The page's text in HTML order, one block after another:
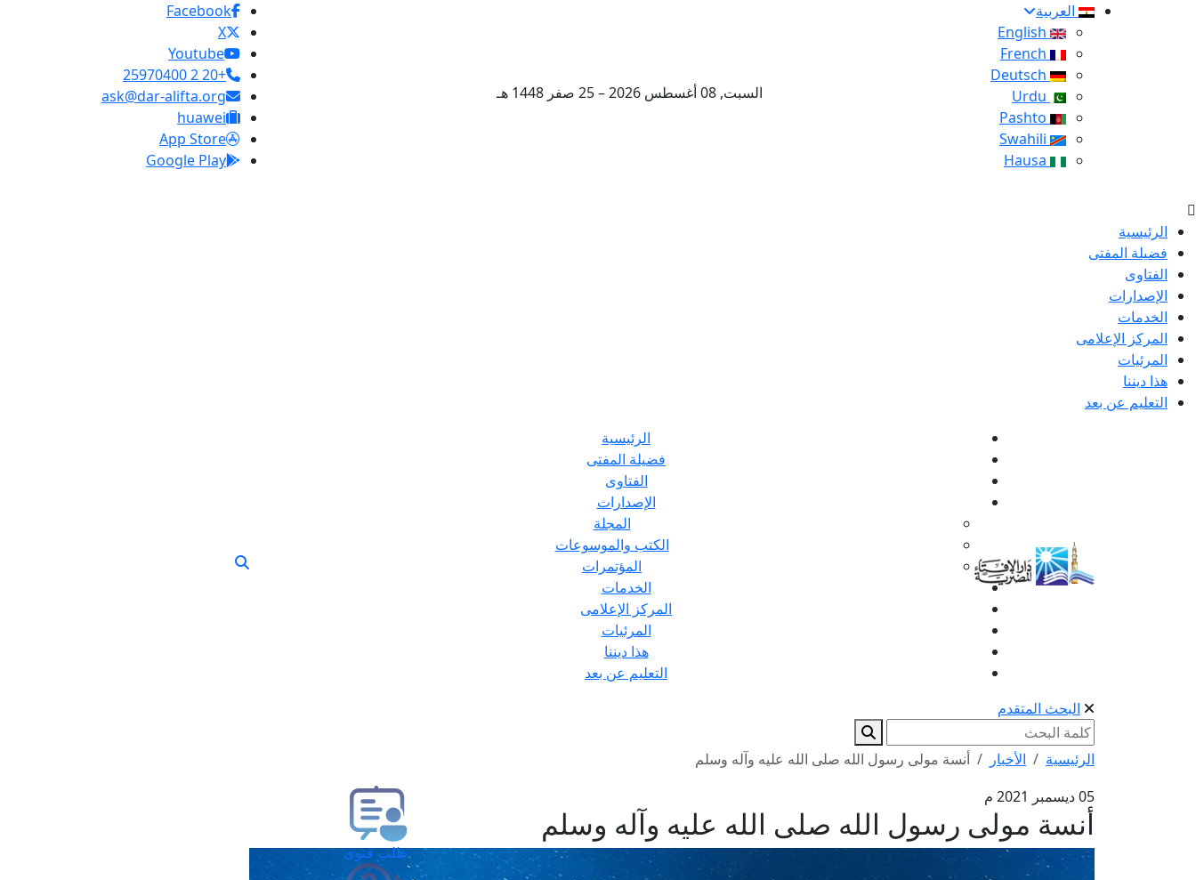
العربية
السبت, 08 أغسطس 2026 – 25 صفر 1448 هـ
Facebook
X
Youtube
+20 2 25970400
ask@dar-alifta.org
huawei
App Store
Google Play
الرئيسية
فضيلة المفتى
الفتاوى
الإصدارات
الخدمات
المركز الإعلامى
المرئيات
هذا ديننا
التعليم عن بعد
الرئيسية
فضيلة المفتى
الفتاوى
الإصدارات
المجلة
الكتب والموسوعات
المؤتمرات
الخدمات
المركز الإعلامى
المرئيات
هذا ديننا
التعليم عن بعد
البحث المتقدم
الرئيسية الأخبار
أنسة مولى رسول الله صلى الله عليه وآله وسلم
05 ديسمبر 2021 م
أنسة مولى رسول الله صلى الله عليه وآله وسلم
طلب فتوى